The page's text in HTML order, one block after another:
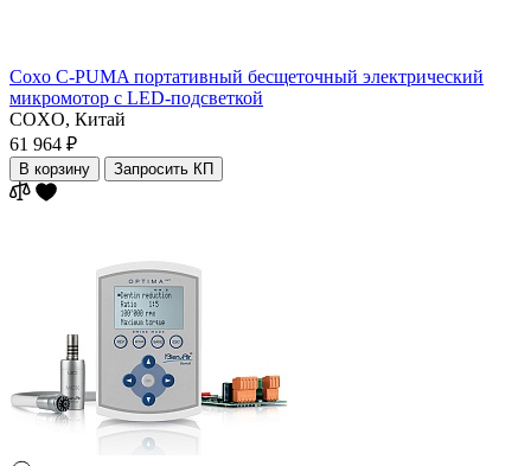
Coxo C-PUMA портативный бесщеточный электрический
микромотор с LED-подсветкой
COXO, Китай
61 964 ₽
В корзину Запросить КП